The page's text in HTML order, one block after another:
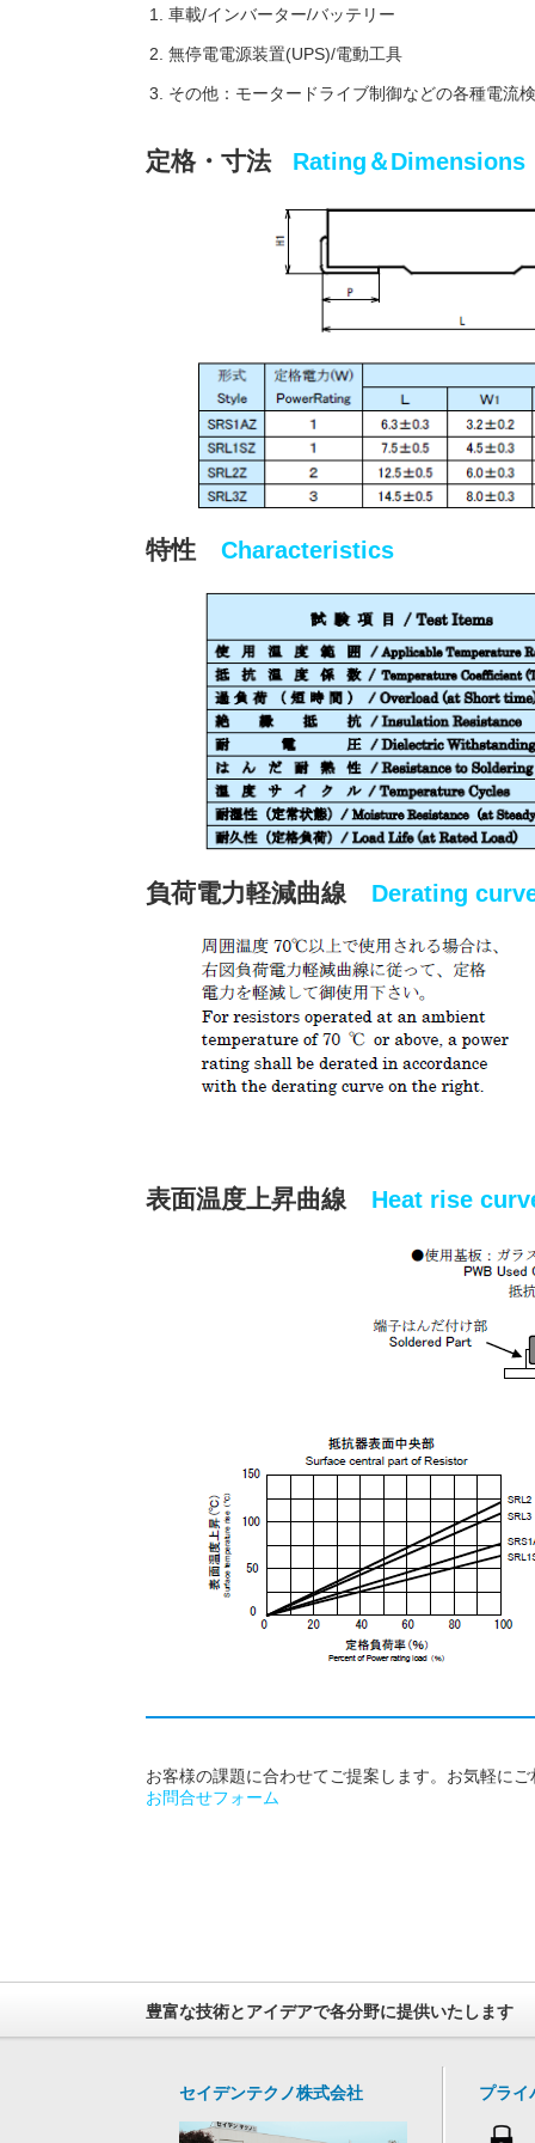
車載/インバーター/バッテリー
無停電電源装置(UPS)/電動工具
その他：モータードライブ制御などの各種電流
定格・寸法 Rating＆Dimensions
特性 Characteristics
負荷電力軽減曲線 Derating
表面温度上昇曲線 Heat rise
お客様の課題に合わせてご提案します。お気軽に
お問合せフォーム
豊富な技術とアイデアで各分野に提供いたします
セイデンテクノ株式会社 プライ